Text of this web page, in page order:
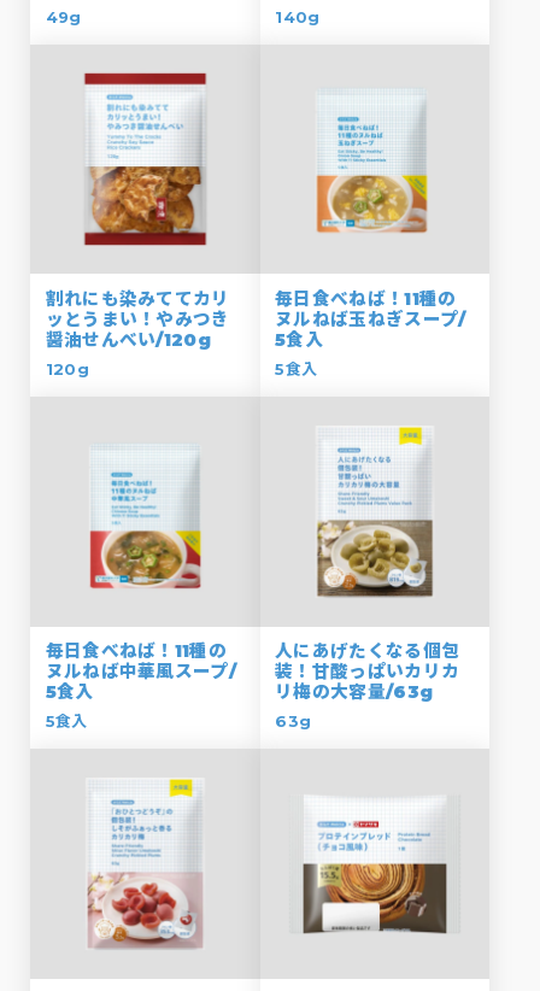
49g 140g
割れにも染みててカリ
ッとうまい！やみつき
醤油せんべい/120g
120g
毎日食べねば！11種の
ヌルねば玉ねぎスープ/
5食入
5食入
毎日食べねば！11種の
ヌルねば中華風スープ/
5食入
5食入
人にあげたくなる個包
装！甘酸っぱいカリカ
リ梅の大容量/63g
63g